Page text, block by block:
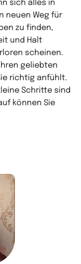
sich alles in
neuen Weg für
zu finden,
und Halt
scheinen.
geliebten
richtig anfühlt.
Schritte sind
können Sie